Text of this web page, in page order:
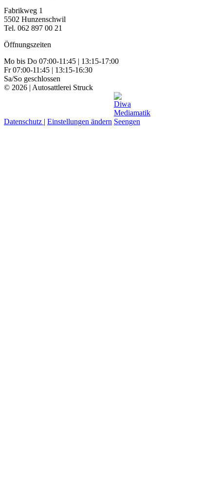
Fabrikweg 1
5502 Hunzenschwil
Tel. 062 897 00 21
Öffnungszeiten
Mo bis Do 07:00-11:45 | 13:15-17:00
Fr 07:00-11:45 | 13:15-16:30
Sa/So geschlossen
© 2026 | Autosattlerei Struck
Datenschutz | Einstellungen ändern